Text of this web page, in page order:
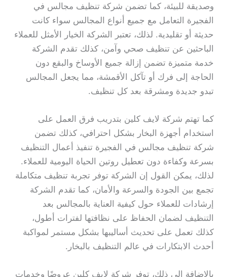
وصديقة للبيئة، كما تضمن شركة تنظيف مجالس في
الفجيرة التعامل مع جميع أنواع المجالس سواء كانت
حديثة أو تقليدية. لذلك، تعتبر الشركة الخيار الأمثل للعملاء
الباحثين عن تنظيف صحي وآمن، كذلك تقدم الشركة
خدمة متميزة تضمن إزالة جميع الأوساخ والبقع دون
الحاجة إلى فرك أو تآكل الأقمشة، مما يجعل المجالس
تبدو جديدة ومشرقة بعد كل تنظيف.
كما تهتم شركة لايف كلين بتدريب فرق العمل على
استخدام أجهزة البخار بشكل احترافي، كذلك تضمن
شركة تنظيف مجالس في الفجيرة تنفيذ أعمال التنظيف
بسرعة وكفاءة دون تعطيل روتين الحياة اليومية للعملاء.
لذلك، يمكن القول إن الشركة توفر تجربة تنظيف متكاملة
تجمع بين الجودة والسرعة والأمان، كما تقدم الشركة
إرشادات للعملاء حول كيفية العناية بالمجالس بعد
التنظيف لضمان الحفاظ على نظافتها لفترات أطول،
كذلك تعمل على تحديث أساليبها بشكل مستمر لمواكبة
أحدث الابتكارات في عالم التنظيف بالبخار.
بالإضافة إلى ذلك، توفر شركة لايف كلين عروضًا وخدمات